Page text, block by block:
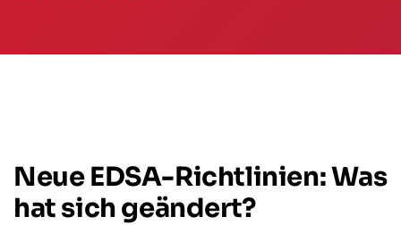
Neue EDSA-Richtlinien: Was
hat sich geändert?